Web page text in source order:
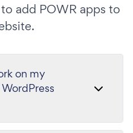
add POWR apps to
on my